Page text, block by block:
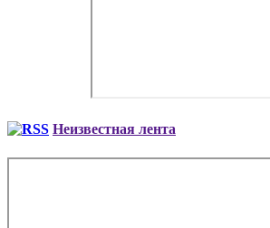
Неизвестная лента